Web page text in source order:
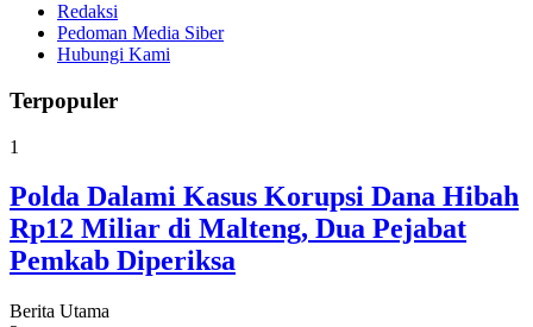
Redaksi
Pedoman Media Siber
Hubungi Kami
Terpopuler
1
Polda Dalami Kasus Korupsi Dana Hibah
Rp12 Miliar di Malteng, Dua Pejabat
Pemkab Diperiksa
Berita Utama